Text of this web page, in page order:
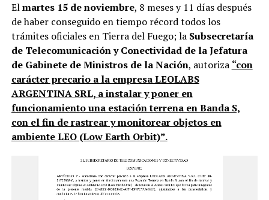
Elmartes 15 de noviembre, 8 meses y 11 días después
de haber conseguido en tiempo récord todos los
trámites oficiales en Tierra del Fuego; la Subsecretaría
de Telecomunicación y Conectividad de la Jefatura
de Gabinete de Ministros de la Nación, autoriza “con
carácter precario a la empresa LEOLABS
ARGENTINA SRL, a instalar y poner en
funcionamiento una estación terrena en Banda S,
con el fin de rastrear y monitorear objetos en
ambiente LEO (Low Earth Orbit)”.